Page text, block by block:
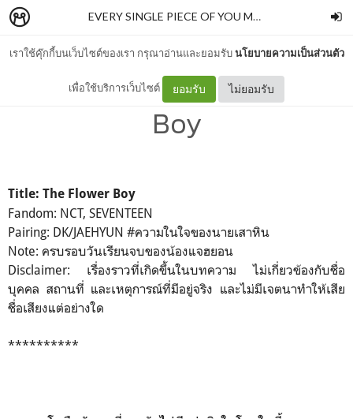
เราใช้คุ๊กกี้บนเว็บไซต์ของเรา กรุณาอ่านและยอมรับนโยบายความเป็นส่วนตัว
เพื่อใช้บริการเว็บไซต์ ยอมรับ ไม่ยอมรับ
EVERY SINGLE PIECE OF YOU MAKES ME FALL –a
[DK/JAEHYUN] The Flower
Boy
Title: The Flower Boy
Fandom: NCT, SEVENTEEN
Pairing: DK/JAEHYUN #ความในใจของนายเสาหิน
Note: ครบรอบวันเรียนจบของน้องแจฮยอน
Disclaimer: เรื่องราวที่เกิดขึ้นในบทความ ไม่เกี่ยวข้องกับชื่อ
บุคคล สถานที่ และเหตุการณ์ที่มีอยู่จริง และไม่มีเจตนาทำให้เสีย
ชื่อเสียงแต่อย่างใด
**********